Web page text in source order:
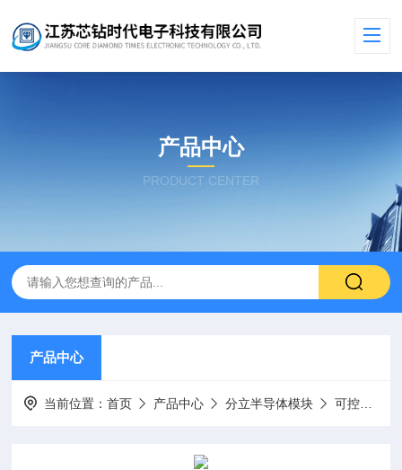
产品中心
PRODUCT CENTER
产品中心
当前位置：首页 产品中心 分立半导体模块 可控硅模块